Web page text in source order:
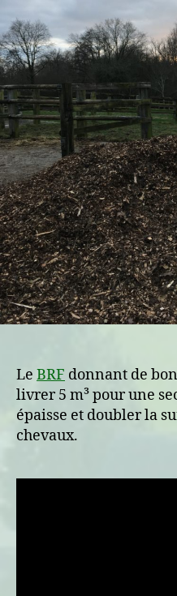
Le BRF donnant de
livrer 5 m³ pour une
épaisse et doubler la
chevaux.